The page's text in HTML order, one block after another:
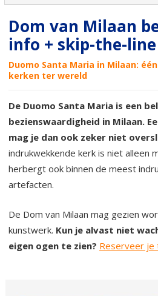
Dom van Milaan
info + skip-the-
Duomo Santa Maria in Milaan:
kerken ter wereld
De Duomo Santa Maria is een
bezienswaardigheid in Milaan.
mag je dan ook zeker niet
indrukwekkende kerk is niet alleen
herbergt ook binnen de meest
artefacten.
De Dom van Milaan mag gezien
kunstwerk. Kun je alvast niet
eigen ogen te zien? Reserveer je